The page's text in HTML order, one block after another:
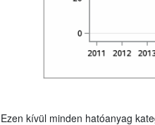
Ezen kívül minden hatóanyag